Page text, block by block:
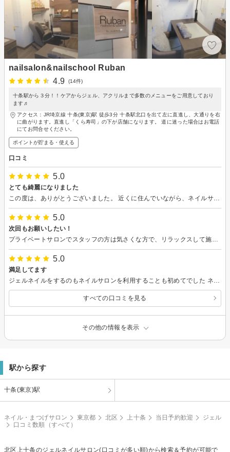
nailsalon&nailschool Ruban
4.9
(14件)
十条駅から３分！！ケアからジェル、アクリルまで多数のメニューをご用意しており
ます♬
アクセス：JR埼京線 十条(東京)駅 徒歩3分 十条駅北口を出て左に直進し、大通りを右
に曲がります。直進し「くら寿司」の下が店舗になります。 道に迷った場合はお電話
にてお問合せください。
ポイントが貯まる・使える
口コミ
5.0
とても綺麗になりました
この度は、ありがとうございました。 近くに住んでいながら、ネイルサロンの 場所がわからず失礼しました。 ジェルネイルをしていただきましたが、色やデザインなどとても親切にアドバイスをしていただき、仕上がりも綺麗でテンションが上がりました。 また、よろしくお願い致します。
5.0
次回もお願いしたい！
5.0
満足してます
すべての口コミを見る
その他の情報を表示
駅から探す
十条(東京)駅
ネイル・まつげサロン 東京都 北区 上十条 当日予約歓迎
ジェル
口コミ数順（すべて）
北区上十条のジェルネイルサロン(口コミが多い順)から検索＆予約が可能で